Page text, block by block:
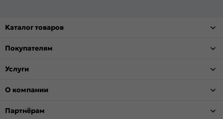
Каталог товаров
Покупателям
Услуги
О компании
Партнёрам